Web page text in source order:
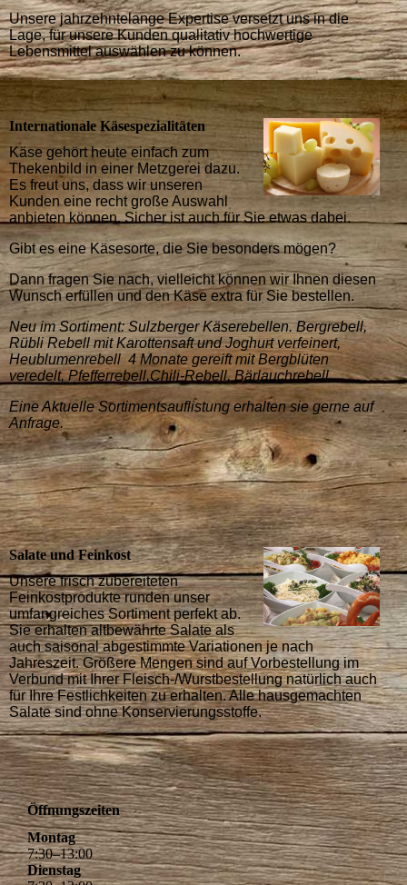
Unsere jahrzehntelange Expertise versetzt uns in die
Lage, für unsere Kunden qualitativ hochwertige
Lebensmittel auswählen zu können.
Internationale Käsespezialitäten
Käse gehört heute einfach zum
Thekenbild in einer Metzgerei dazu.
Es freut uns, dass wir unseren
Kunden eine recht große Auswahl
anbieten können. Sicher ist auch für Sie etwas dabei.
Gibt es eine Käsesorte, die Sie besonders mögen?
Dann fragen Sie nach, vielleicht können wir Ihnen diesen
Wunsch erfüllen und den Käse extra für Sie bestellen.
Neu im Sortiment: Sulzberger Käserebellen. Bergrebell,
Rübli Rebell mit Karottensaft und Joghurt verfeinert,
Heublumenrebell 4 Monate gereift mit Bergblüten
veredelt, Pfefferrebell,Chili-Rebell, Bärlauchrebell
Eine Aktuelle Sortimentsauflistung erhalten sie gerne auf
Anfrage.
Salate und Feinkost
Unsere frisch zubereiteten
Feinkostprodukte runden unser
umfangreiches Sortiment perfekt ab.
Sie erhalten altbewährte Salate als
auch saisonal abgestimmte Variationen je nach
Jahreszeit. Größere Mengen sind auf Vorbestellung im
Verbund mit Ihrer Fleisch-/Wurstbestellung natürlich auch
für Ihre Festlichkeiten zu erhalten. Alle hausgemachten
Salate sind ohne Konservierungsstoffe.
Öffnungszeiten
Montag
7:30–13:00
Dienstag